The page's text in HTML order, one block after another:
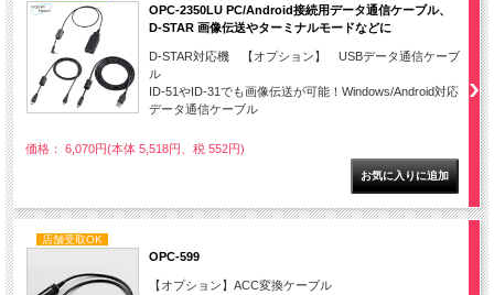
OPC-2350LU PC/Android接続用データ通信ケーブル、
D-STAR 画像伝送やターミナルモードなどに
D-STAR対応機 【オプション】 USBデータ通信ケーブ
ル
ID-51やID-31でも画像伝送が可能！Windows/Android対応
データ通信ケーブル
価格： 6,070円(本体 5,518円、税 552円)
店舗受取OK
OPC-599
【オプション】ACC変換ケーブル